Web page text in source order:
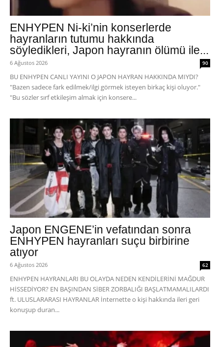
ENHYPEN Ni-ki’nin konserlerde
hayranların tutumu hakkında
söyledikleri, Japon hayranın ölümü ile...
6 Ağustos 2026 90
BU ENHYPEN CANLI YAYINI O JAPON HAYRAN HAKKINDA MIYDI?
"Bazen sadece fark edilmek/ilgi görmek isteyen birkaç kişi oluyor."
"Bu sözler sırf etkileşim almak için konsere...
Japon ENGENE’in vefatından sonra
ENHYPEN hayranları suçu birbirine
atıyor
6 Ağustos 2026 62
ENHYPEN HAYRANLARI BU OLAYDA NEDEN KENDİLERİNİ MAĞDUR
HİSSEDİYOR? EN BAŞINDAN SİBER ZORBALIĞI BAŞLATMAMALILARDI
ft. ULUSLARARASI HAYRANLAR İnternette o kişi hakkında ileri geri
konuşup duran...